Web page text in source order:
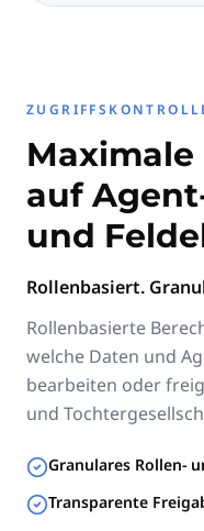
auf
und
Rollenbasiert.
Rollenbasierte
welche Daten und
bearbeiten oder
und
Granulares Rollen-
Transparente